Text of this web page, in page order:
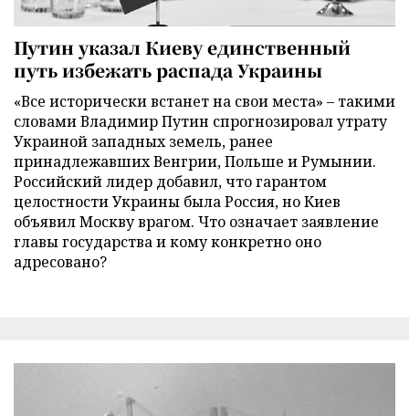
Путин указал Киеву единственный
путь избежать распада Украины
«Все исторически встанет на свои места» – такими
словами Владимир Путин спрогнозировал утрату
Украиной западных земель, ранее
принадлежавших Венгрии, Польше и Румынии.
Российский лидер добавил, что гарантом
целостности Украины была Россия, но Киев
объявил Москву врагом. Что означает заявление
главы государства и кому конкретно оно
адресовано?